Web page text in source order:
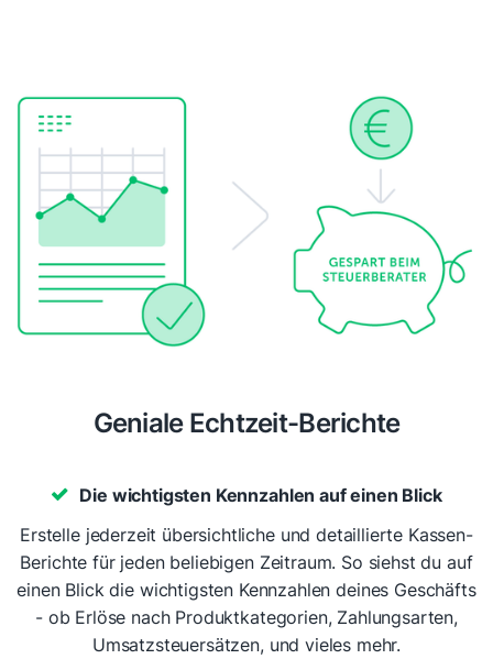
Geniale Echtzeit-Berichte
Die wichtigsten Kennzahlen auf einen Blick
Erstelle jederzeit übersichtliche und detaillierte Kassen-
Berichte für jeden beliebigen Zeitraum. So siehst du auf
einen Blick die wichtigsten Kennzahlen deines Geschäfts
- ob Erlöse nach Produktkategorien, Zahlungsarten,
Umsatzsteuersätzen, und vieles mehr.